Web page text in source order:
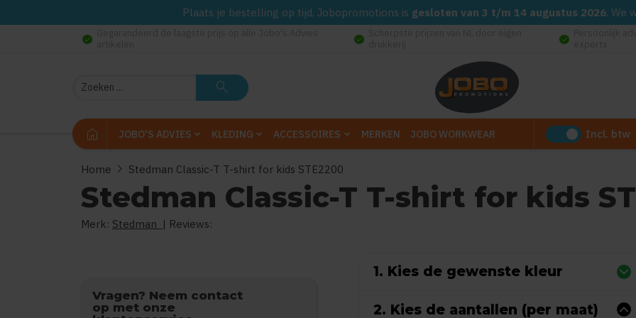
Plaats je bestelling op tijd. Jobopromotions is gesloten van 3 t/m 14 augustus 2026. We
check_circle check_circle check_circle
Zoeken search
home JOBO'S ADVIES KLEDING ACCESSOIRES MERKEN JOBO WORKWEAR Incl. btw
Home chevron_right Stedman Classic-T T-shirt for kids STE2200
Stedman Classic-T T-shirt for kids
Merk: Stedman | Reviews:
Vragen? Neem contact
op met onze
1. Kies de gewenste kleur
2. Kies de aantallen (per maat)